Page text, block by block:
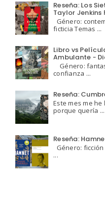
Reseña: Los
Taylor Jenkins
Género:
ficticia Temas ...
Libro vs
Ambulante -
Género:
confianza ...
Reseña:
Este mes me
porque quería ...
Reseña:
Género:
...